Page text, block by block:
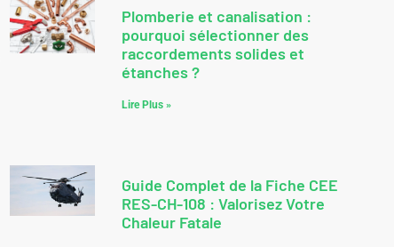
Plomberie et canalisation :
pourquoi sélectionner des
raccordements solides et
étanches ?
Lire Plus »
Guide Complet de la Fiche CEE
RES-CH-108 : Valorisez Votre
Chaleur Fatale